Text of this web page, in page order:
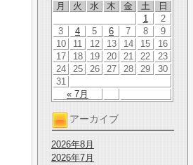
月
火 水 木 金 土 日
« 7月
1
2
3
4 5 6 7 8
9
10
11 12 13 14 15
16
17
18 19 20 21 22
23
24
25 26 27 28 29
30
31
アーカイブ
2026年8月
2026年7月